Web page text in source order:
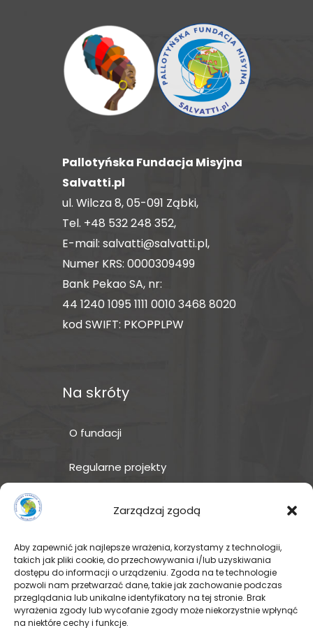
Zarządzaj zgodą
Aby zapewnić jak najlepsze wrażenia, korzystamy z technologii,
takich jak pliki cookie, do przechowywania i/lub uzyskiwania
dostępu do informacji o urządzeniu. Zgoda na te technologie
pozwoli nam przetwarzać dane, takie jak zachowanie podczas
przeglądania lub unikalne identyfikatory na tej stronie. Brak
wyrażenia zgody lub wycofanie zgody może niekorzystnie wpłynąć
na niektóre cechy i funkcje.
Pallotyńska Fundacja Misyjna
Salvatti.pl
ul. Wilcza 8, 05-091 Ząbki,
Tel. +48 532 248 352,
E-mail: salvatti@salvatti.pl,
Numer KRS: 0000309499
Bank Pekao SA, nr:
44 1240 1095 1111 0010 3468 8020
kod SWIFT: PKOPPLPW
Na skróty
O fundacji
Regularne projekty
Wspomóż teraz – przekaż
darowiznę